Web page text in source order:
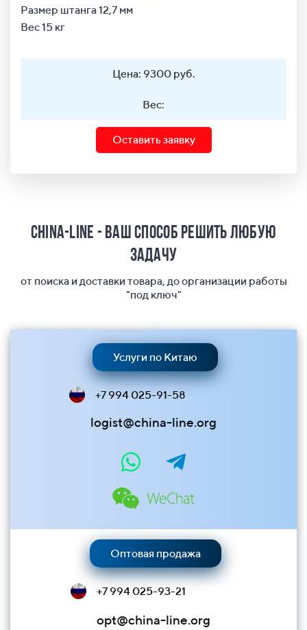
Размер штанга 12,7 мм
Вес 15 кг
Цена: 9300 руб.
Вес:
Оставить заявку
China-Line - ваш способ решить любую
задачу
от поиска и доставки товара, до организации работы
"под ключ"
Услуги по Китаю
+7 994 025-91-58
logist@china-line.org
Оптовая продажа
+7 994 025-93-21
opt@china-line.org